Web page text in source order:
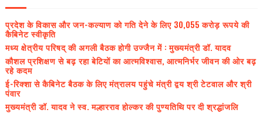
प्रदेश के विकास और जन-कल्याण को गति देने के लिए 30,055 करोड़ रूपये की
कैबिनेट स्वीकृति
मध्य क्षेत्रीय परिषद् की अगली बैठक होगी उज्जैन में : मुख्यमंत्री डॉ. यादव
कौशल प्रशिक्षण से बढ़ रहा बेटियों का आत्मविश्वास, आत्मनिर्भर जीवन की ओर बढ़
रहे कदम
ई-रिक्शा से कैबिनेट बैठक के लिए मंत्रालय पहुंचे मंत्री द्वय श्री टेटवाल और श्री
पंवार
मुख्यमंत्री डॉ. यादव ने स्व. मल्हारराव होल्कर की पुण्यतिथि पर दी श्रद्धांजलि